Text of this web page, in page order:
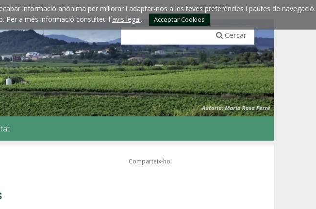
informació anònima per millorar i adaptar-nos a les teves preferències i pautes de navegació.
Per a més informació consulteu l´avis legal. Acceptar Cookies
CTRL+ / Reduïu amb CTRL- Idiomes:esp engfra
Cercar
Comparteix-ho: